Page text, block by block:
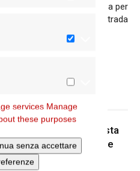
services Manage
these purposes
senza accettare
Al Divino Amore la Messa per
le vittime della strada
la nuova proposta
Paritario Sant’Apollinare